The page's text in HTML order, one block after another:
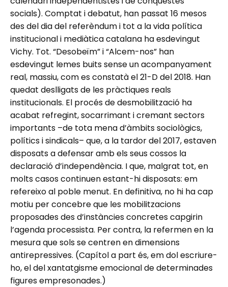
socials). Comptat i debatut, han passat 16 mesos
des del dia del referèndum i tot a la vida política
institucional i mediàtica catalana ha esdevingut
Vichy. Tot. “Desobeïm” i “Alcem-nos” han
esdevingut lemes buits sense un acompanyament
real, massiu, com es constatà el 21-D del 2018. Han
quedat deslligats de les pràctiques reals
institucionals. El procés de desmobilització ha
acabat refregint, socarrimant i cremant sectors
importants –de tota mena d’àmbits sociològics,
polítics i sindicals– que, a la tardor del 2017, estaven
disposats a defensar amb els seus cossos la
declaració d’independència. I que, malgrat tot, en
molts casos continuen estant-hi disposats: em
refereixo al poble menut. En definitiva, no hi ha cap
motiu per concebre que les mobilitzacions
proposades des d’instàncies concretes capgirin
l’agenda processista. Per contra, la refermen en la
mesura que sols se centren en dimensions
antirepressives. (Capítol a part és, em dol escriure-
ho, el del xantatgisme emocional de determinades
figures empresonades.)